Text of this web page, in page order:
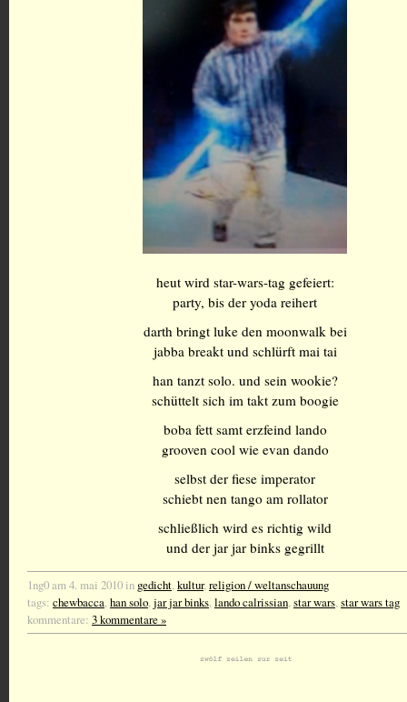
heut wird star-wars-tag gefeiert:
party, bis der yoda reihert
darth bringt luke den moonwalk bei
jabba breakt und schlürft mai tai
han tanzt solo. und sein wookie?
schüttelt sich im takt zum boogie
boba fett samt erzfeind lando
grooven cool wie evan dando
selbst der fiese imperator
schiebt nen tango am rollator
schließlich wird es richtig wild
und der jar jar binks gegrillt
1ng0 am 4. mai 2010 in gedicht,kultur,religion / weltanschauung
tags: chewbacca,han solo,jar jar binks,lando calrissian,star wars,star wars tag
kommentare: 3 kommentare »